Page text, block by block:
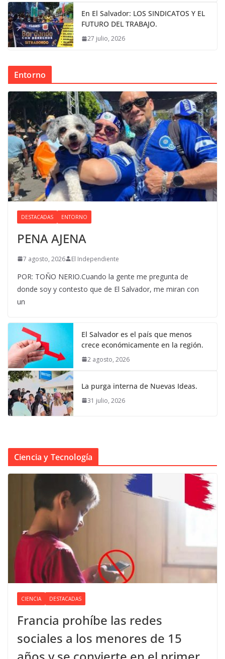
En El Salvador: LOS SINDICATOS Y EL
FUTURO DEL TRABAJO.
27 julio, 2026
Entorno
DESTACADAS ENTORNO
PENA AJENA
7 agosto, 2026 El Independiente
POR: TOÑO NERIO.Cuando la gente me pregunta de
donde soy y contesto que de El Salvador, me miran con
un
El Salvador es el país que menos
crece económicamente en la región.
2 agosto, 2026
La purga interna de Nuevas Ideas.
31 julio, 2026
Ciencia y Tecnología
CIENCIA DESTACADAS
Francia prohíbe las redes
sociales a los menores de 15